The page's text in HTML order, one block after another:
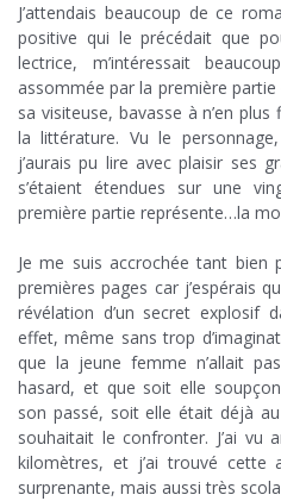
J’attendais beaucoup de ce
positive qui le précédait que
lectrice, m’intéressait
assommée par la première
sa visiteuse, bavasse à n’en
la littérature. Vu le
j’aurais pu lire avec plaisir ses
s’étaient étendues sur une
première partie représente…la
Je me suis accrochée tant bien
premières pages car j’espérais
révélation d’un secret explosif
effet, même sans trop
que la jeune femme n’allait
hasard, et que soit elle
son passé, soit elle était déjà
souhaitait le confronter. J’ai vu
kilomètres, et j’ai trouvé cette
surprenante, mais aussi très